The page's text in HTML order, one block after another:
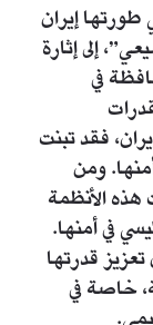
طورتها إيران
إلى إثارة
في
فقد تبنت
ومن
هذه الأنظمة
في أمنها.
قدرتها
خاصة في